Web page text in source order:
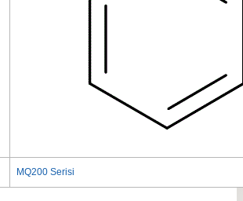
MQ200 Serisi